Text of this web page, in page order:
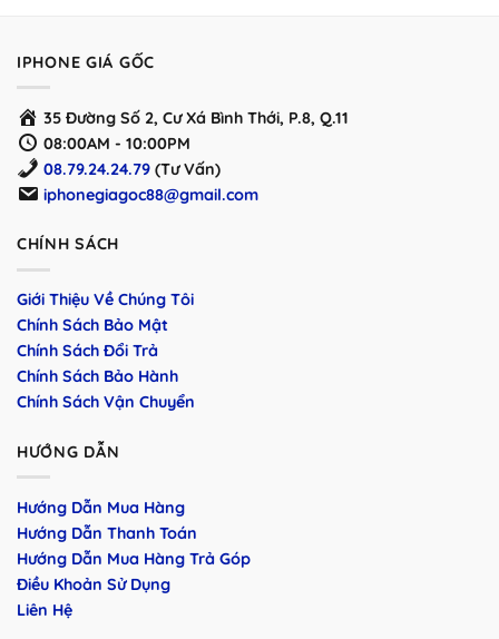
IPHONE GIÁ GỐC
35 Đường Số 2, Cư Xá Bình Thới, P.8, Q.11
08:00AM - 10:00PM
08.79.24.24.79 (Tư Vấn)
iphonegiagoc88@gmail.com
CHÍNH SÁCH
Giới Thiệu Về Chúng Tôi
Chính Sách Bảo Mật
Chính Sách Đổi Trả
Chính Sách Bảo Hành
Chính Sách Vận Chuyển
HƯỚNG DẪN
Hướng Dẫn Mua Hàng
Hướng Dẫn Thanh Toán
Hướng Dẫn Mua Hàng Trả Góp
Điều Khoản Sử Dụng
Liên Hệ